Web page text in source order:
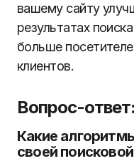
вашему сайту
результатах
больше
клиентов.
Вопрос-ответ:
Какие
своей